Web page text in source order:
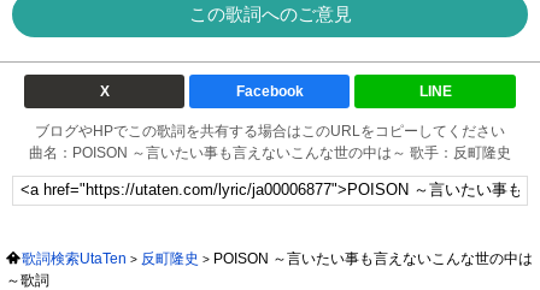
この歌詞へのご意見
X Facebook LINE
ブログやHPでこの歌詞を共有する場合はこのURLをコピーしてください
曲名：POISON ～言いたい事も言えないこんな世の中は～ 歌手：反町隆史
歌詞検索UtaTen 反町隆史
POISON ～言いたい事も言えないこんな世の中は
～歌詞